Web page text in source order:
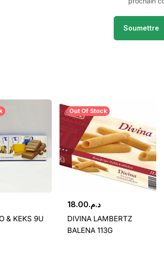
& KEKS 9U
Out Of Stock
د.م.18.00
DIVINA LAMBERTZ
BALENA 113G